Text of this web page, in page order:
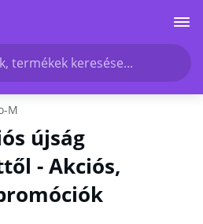
termékek keresése...
M
újság
- Akciós,